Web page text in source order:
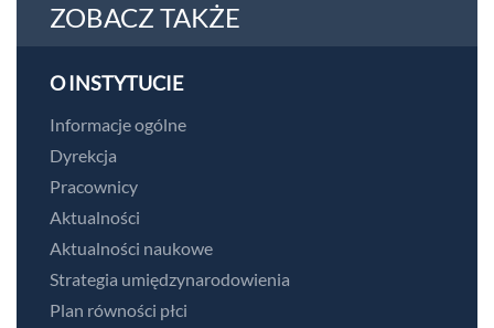
ZOBACZ TAKŻE
O INSTYTUCIE
Informacje ogólne
Dyrekcja
Pracownicy
Aktualności
Aktualności naukowe
Strategia umiędzynarodowienia
Plan równości płci